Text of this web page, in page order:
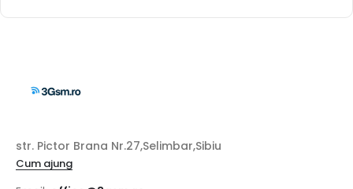
str. Pictor Brana Nr.27,Selimbar,Sibiu
Cum ajung